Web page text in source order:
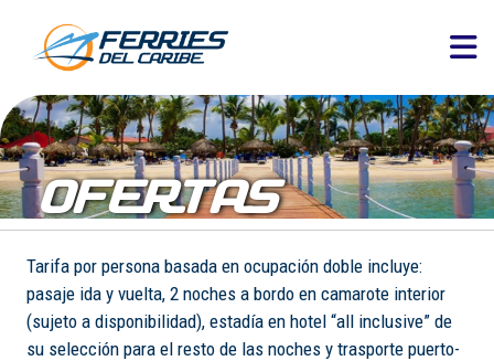
OFERTAS
Tarifa por persona basada en ocupación doble incluye:
pasaje ida y vuelta, 2 noches a bordo en camarote interior
(sujeto a disponibilidad), estadía en hotel “all inclusive” de
su selección para el resto de las noches y trasporte puerto-